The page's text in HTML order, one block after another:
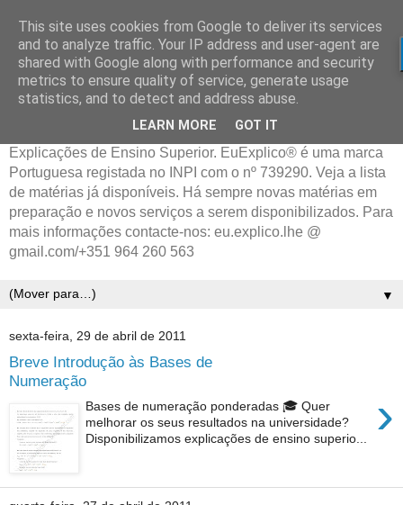
Explicações de Ensino Superior. EuExplico® é uma marca
Portuguesa registada no INPI com o nº 739290. Veja a lista
de matérias já disponíveis. Há sempre novas matérias em
preparação e novos serviços a serem disponibilizados. Para
mais informações contacte-nos: eu.explico.lhe @
gmail.com/+351 964 260 563
▼
sexta-feira, 29 de abril de 2011
Breve Introdução às Bases de
Numeração
›
Bases de numeração ponderadas 🎓 Quer
melhorar os seus resultados na universidade?
Disponibilizamos explicações de ensino superio...
This site uses cookies from Google to deliver its services
and to analyze traffic. Your IP address and user-agent are
shared with Google along with performance and security
metrics to ensure quality of service, generate usage
statistics, and to detect and address abuse.
LEARN MORE GOT IT